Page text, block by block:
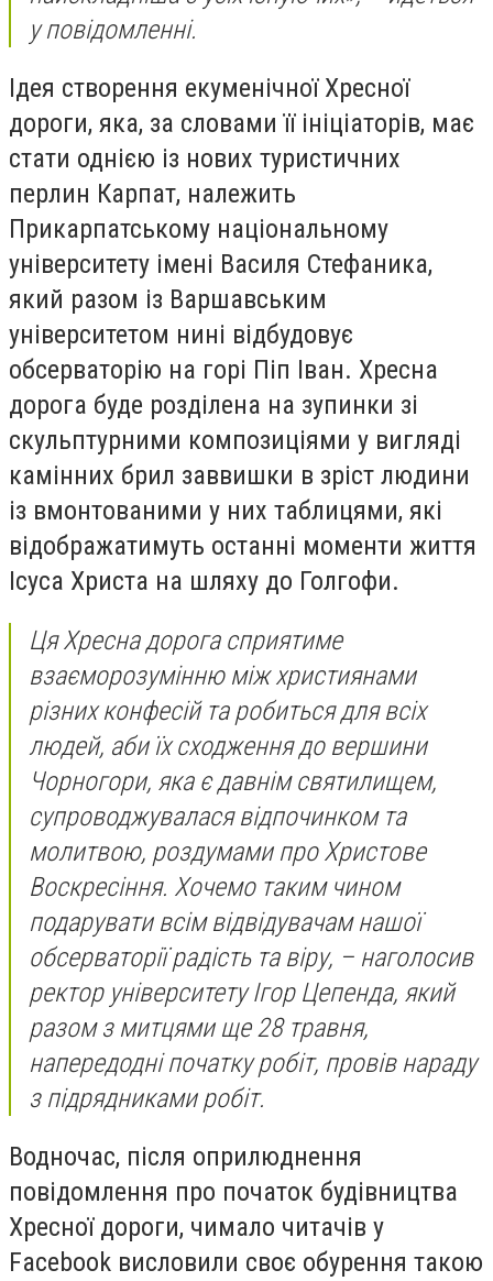
у повідомленні.
Ідея створення екуменічної Хресної
дороги, яка, за словами її ініціаторів, має
стати однією із нових туристичних
перлин Карпат, належить
Прикарпатському національному
університету імені Василя Стефаника,
який разом із Варшавським
університетом нині відбудовує
обсерваторію на горі Піп Іван. Хресна
дорога буде розділена на зупинки зі
скульптурними композиціями у вигляді
камінних брил заввишки в зріст людини
із вмонтованими у них таблицями, які
відображатимуть останні моменти життя
Ісуса Христа на шляху до Голгофи.
Ця Хресна дорога сприятиме
взаєморозумінню між християнами
різних конфесій та робиться для всіх
людей, аби їх сходження до вершини
Чорногори, яка є давнім святилищем,
супроводжувалася відпочинком та
молитвою, роздумами про Христове
Воскресіння. Хочемо таким чином
подарувати всім відвідувачам нашої
обсерваторії радість та віру, – наголосив
ректор університету Ігор Цепенда, який
разом з митцями ще 28 травня,
напередодні початку робіт, провів нараду
з підрядниками робіт.
Водночас, після оприлюднення
повідомлення про початок будівництва
Хресної дороги, чимало читачів у
Facebook висловили своє обурення такою